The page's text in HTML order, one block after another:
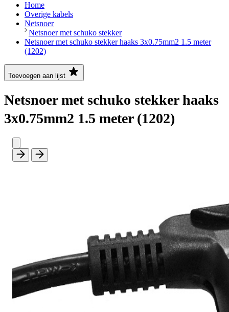
Home
Overige kabels
Netsnoer
Netsnoer met schuko stekker
Netsnoer met schuko stekker haaks 3x0.75mm2 1.5 meter
(1202)
Toevoegen aan lijst
Netsnoer met schuko stekker haaks
3x0.75mm2 1.5 meter (1202)